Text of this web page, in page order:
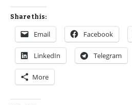
Share this:
Email Facebook
LinkedIn Telegram
More